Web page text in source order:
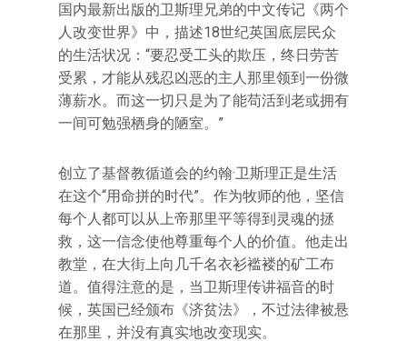
国内最新出版的卫斯理兄弟的中文传记《两个
人改变世界》中，描述18世纪英国底层民众
的生活状况：“要忍受工头的欺压，终日劳苦
受累，才能从残忍凶恶的主人那里领到一份微
薄薪水。而这一切只是为了能苟活到老或拥有
一间可勉强栖身的陋室。”
创立了基督教循道会的约翰·卫斯理正是生活
在这个“用命拼的时代”。作为牧师的他，坚信
每个人都可以从上帝那里平等得到灵魂的拯
救，这一信念使他尊重每个人的价值。他走出
教堂，在大街上向几千名衣衫褴褛的矿工布
道。值得注意的是，当卫斯理传讲福音的时
候，英国已经颁布《济贫法》，不过法律被悬
在那里，并没有真实地改变现实。